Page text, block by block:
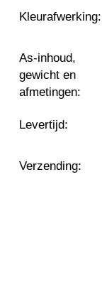
Kleurafwerking:
As-inhoud,
gewicht en
afmetingen:
Levertijd:
Verzending: